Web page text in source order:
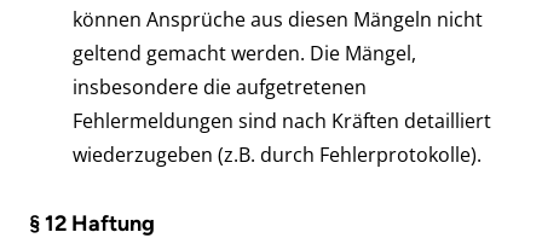
können Ansprüche aus diesen Mängeln nicht
geltend gemacht werden. Die Mängel,
insbesondere die aufgetretenen
Fehlermeldungen sind nach Kräften detailliert
wiederzugeben (z.B. durch Fehlerprotokolle).
§ 12 Haftung